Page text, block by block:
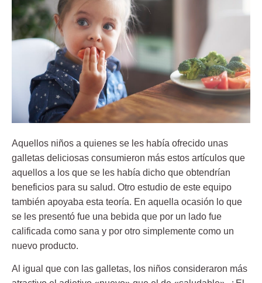
Aquellos niños a quienes se les había ofrecido unas
galletas deliciosas consumieron más estos artículos que
aquellos a los que se les había dicho que obtendrían
beneficios para su salud. Otro estudio de este equipo
también apoyaba esta teoría. En aquella ocasión lo que
se les presentó fue una bebida que por un lado fue
calificada como sana y por otro simplemente como un
nuevo producto.
Al igual que con las galletas, los niños consideraron más